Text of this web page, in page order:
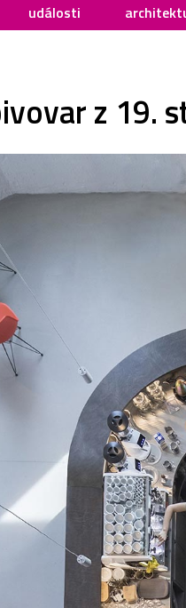
události
z 19.